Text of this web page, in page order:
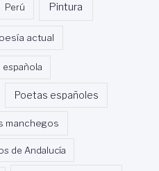
Perú Pintura
actual
española
Poetas españoles
manchegos
de Andalucía